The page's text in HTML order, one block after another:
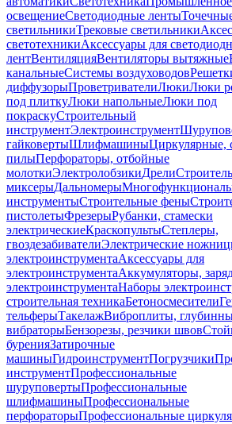
освещениеСветодиодные ленты
светильникиТрековые светильники
светотехникиАксессуары для
лентВентиляцияВентиляторы вытяжные
канальныеСистемы воздуховодов
диффузорыПроветривателиЛюкиЛюки
под плиткуЛюки напольныеЛюки под
покраскуСтроительный
инструментЭлектроинструмент
гайковертыШлифмашиныЦиркулярные,
пилыПерфораторы, отбойные
молоткиЭлектролобзикиДрели
миксерыДальномеры
инструментыСтроительные фены
пистолетыФрезерыРубанки, стамески
электрическиеКраскопультыСтеплеры,
гвоздезабивателиЭлектрические
электроинструментаАксессуары для
электроинструментаАккумуляторы,
электроинструментаНаборы
строительная техникаБетоносмесители
тельферыТакелажВиброплиты,
вибраторыБензорезы, резчики швов
буренияЗатирочные
машиныГидроинструментПогрузчики
инструментПрофессиональные
шуруповертыПрофессиональные
шлифмашиныПрофессиональные
перфораторыПрофессиональные